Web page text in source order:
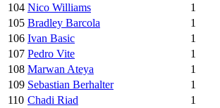
104 Nico Williams
1
105 Bradley Barcola
1
106 Ivan Basic
1
107 Pedro Vite
1
108 Marwan Ateya
1
109 Sebastian Berhalter
1
110 Chadi Riad
1